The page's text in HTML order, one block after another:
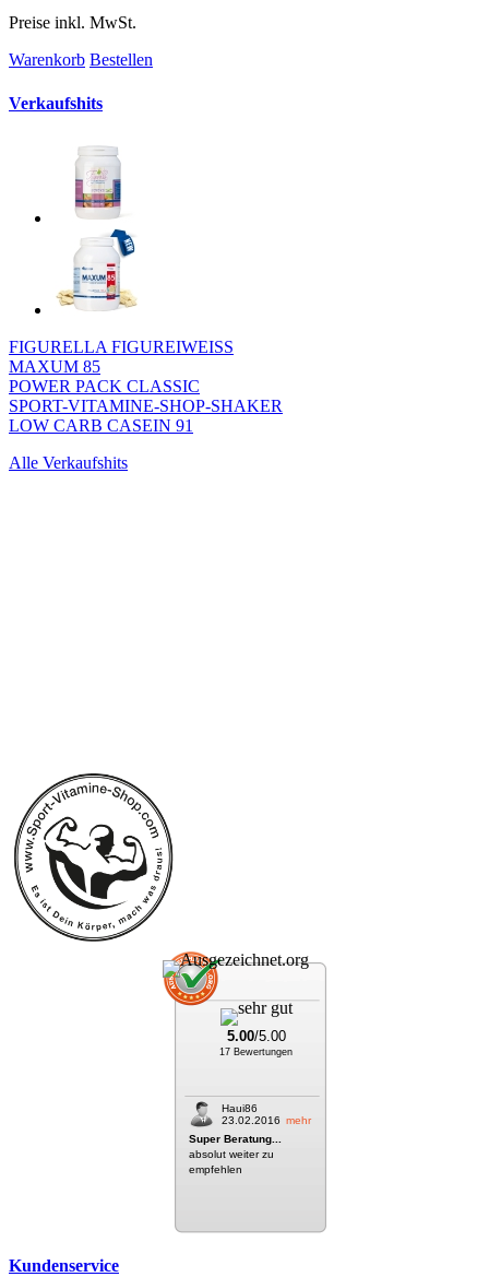
Preise inkl. MwSt.
Warenkorb Bestellen
Verkaufshits
FIGURELLA FIGUREIWEISS
MAXUM 85
POWER PACK CLASSIC
SPORT-VITAMINE-SHOP-SHAKER
LOW CARB CASEIN 91
Alle Verkaufshits
5.00/5.00
17 Bewertungen
Haui86
23.02.2016 mehr
Super Beratung...
absolut weiter zu
empfehlen
Kundenservice